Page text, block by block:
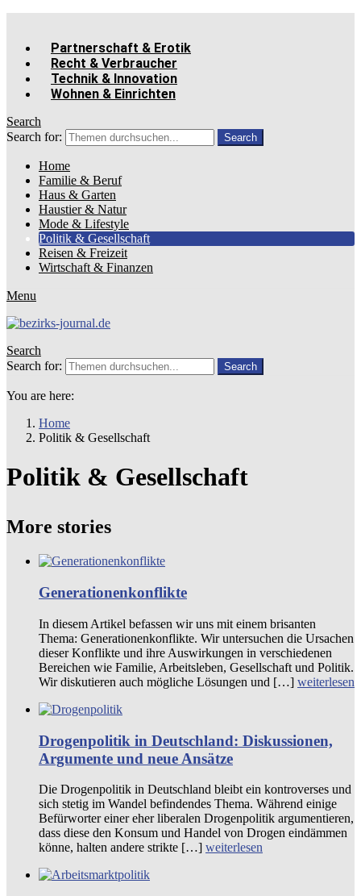
Partnerschaft & Erotik
Recht & Verbraucher
Technik & Innovation
Wohnen & Einrichten
Search
Search for:
Search
Home
Familie & Beruf
Haus & Garten
Haustier & Natur
Mode & Lifestyle
Politik & Gesellschaft
Reisen & Freizeit
Wirtschaft & Finanzen
Menu
Search
Search for:
Search
You are here:
Home
Politik & Gesellschaft
Politik & Gesellschaft
More stories
Generationenkonflikte
In diesem Artikel befassen wir uns mit einem brisanten
Thema: Generationenkonflikte. Wir untersuchen die Ursachen
dieser Konflikte und ihre Auswirkungen in verschiedenen
Bereichen wie Familie, Arbeitsleben, Gesellschaft und Politik.
Wir diskutieren auch mögliche Lösungen und […] weiterlesen
Drogenpolitik in Deutschland: Diskussionen,
Argumente und neue Ansätze
Die Drogenpolitik in Deutschland bleibt ein kontroverses und
sich stetig im Wandel befindendes Thema. Während einige
Befürworter einer eher liberalen Drogenpolitik argumentieren,
dass diese den Konsum und Handel von Drogen eindämmen
könne, halten andere strikte […] weiterlesen